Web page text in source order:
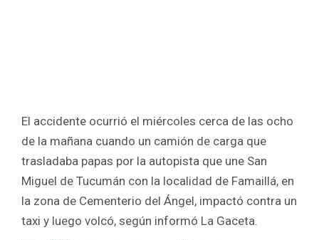
El accidente ocurrió el miércoles cerca de las ocho
de la mañana cuando un camión de carga que
trasladaba papas por la autopista que une San
Miguel de Tucumán con la localidad de Famaillá, en
la zona de Cementerio del Ángel, impactó contra un
taxi y luego volcó, según informó La Gaceta.